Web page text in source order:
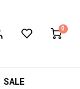
0
SALE